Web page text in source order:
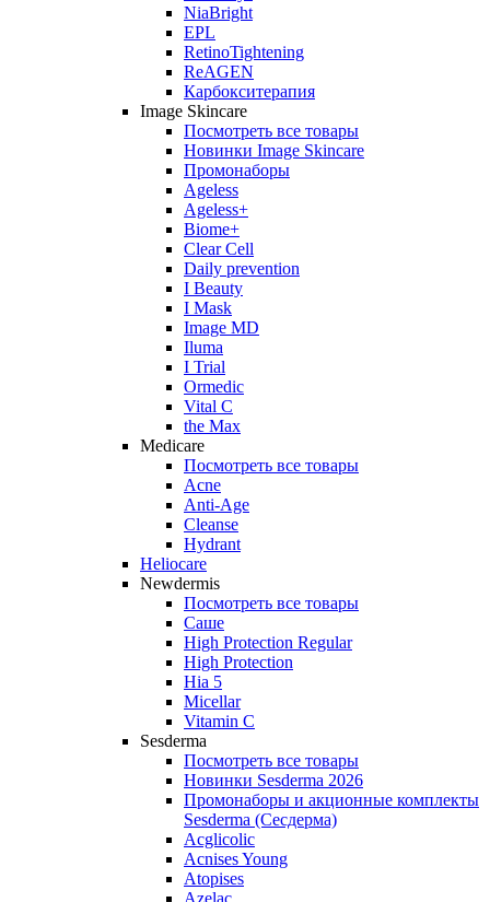
NiaBright
EPL
RetinoTightening
ReAGEN
Карбокситерапия
Image Skincare
Посмотреть все товары
Новинки Image Skincare
Промонаборы
Ageless
Ageless+
Biome+
Clear Cell
Daily prevention
I Beauty
I Mask
Image MD
Iluma
I Trial
Ormedic
Vital C
the Max
Medicare
Посмотреть все товары
Acne
Anti‑Age
Cleanse
Hydrant
Heliocare
Newdermis
Посмотреть все товары
Саше
High Protection Regular
High Protection
Hia 5
Micellar
Vitamin C
Sesderma
Посмотреть все товары
Новинки Sesderma 2026
Промонаборы и акционные комплекты
Sesderma (Сесдерма)
Acglicolic
Acnises Young
Atopises
Azelac